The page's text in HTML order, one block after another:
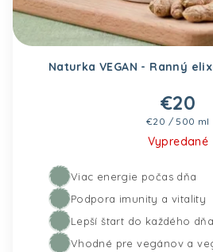
Naturka VEGAN - Ranný
€20
Jednotková
€20 / 500 ml
Vypredané
Viac energie počas dňa
Podpora imunity a vitality
Lepší štart do každého dňa
Vhodné pre vegánov a